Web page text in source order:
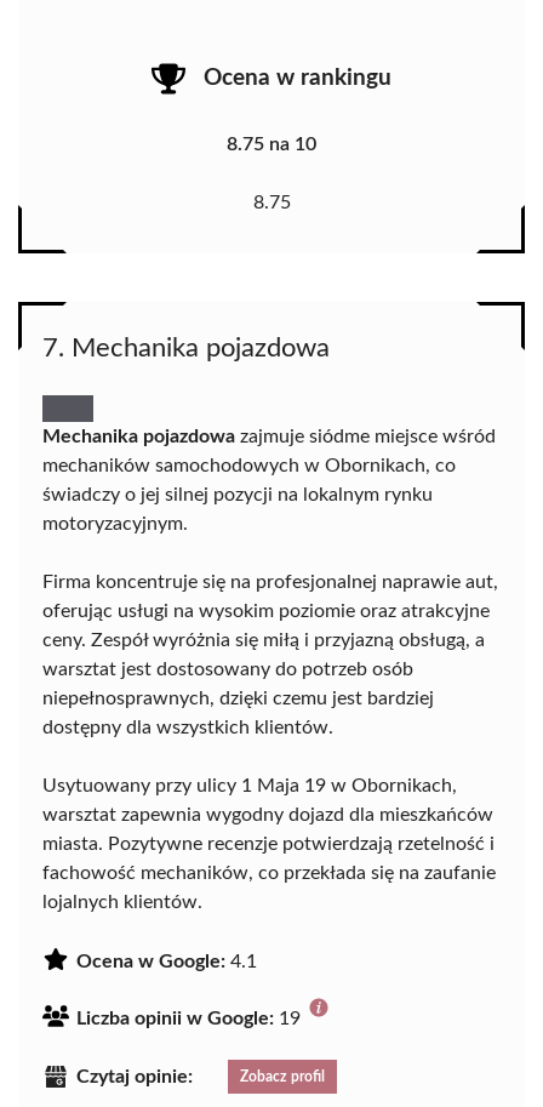
Ocena w rankingu
8.75 na 10
8.75
7. Mechanika pojazdowa
Mechanika pojazdowa zajmuje siódme miejsce wśród
mechaników samochodowych w Obornikach, co
świadczy o jej silnej pozycji na lokalnym rynku
motoryzacyjnym.
Firma koncentruje się na profesjonalnej naprawie aut,
oferując usługi na wysokim poziomie oraz atrakcyjne
ceny. Zespół wyróżnia się miłą i przyjazną obsługą, a
warsztat jest dostosowany do potrzeb osób
niepełnosprawnych, dzięki czemu jest bardziej
dostępny dla wszystkich klientów.
Usytuowany przy ulicy 1 Maja 19 w Obornikach,
warsztat zapewnia wygodny dojazd dla mieszkańców
miasta. Pozytywne recenzje potwierdzają rzetelność i
fachowość mechaników, co przekłada się na zaufanie
lojalnych klientów.
Ocena w Google: 4.1
Liczba opinii w Google: 19
Czytaj opinie: Zobacz profil